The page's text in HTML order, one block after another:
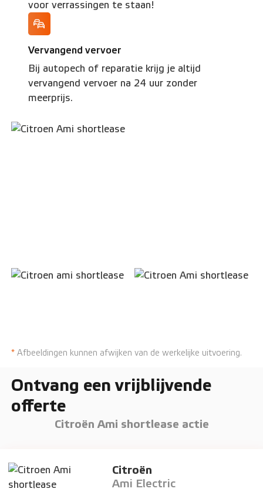
voor verrassingen te staan!
Vervangend vervoer
Bij autopech of reparatie krijg je altijd
vervangend vervoer na 24 uur zonder
meerprijs.
* Afbeeldingen kunnen afwijken van de werkelijke uitvoering.
Ontvang een vrijblijvende
offerte
Citroën Ami shortlease actie
Citroën
Ami Electric